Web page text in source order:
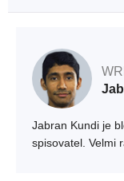
Jabran Kundi je
spisovatel. Velmi